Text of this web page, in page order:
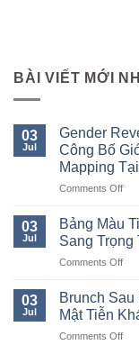
BÀI VIẾT MỚI
03
Jul
Gender
Công Bố
Mapping
Comments Offon
7
03
Jul
Bảng Màu
Sang Trọng
Comments Offon
03
Jul
Brunch
Mật Tiễn
Comments Offon